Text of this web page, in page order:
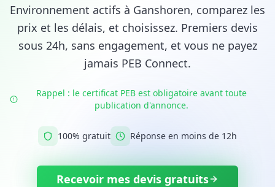
Environnement actifs à Ganshoren, comparez les
prix et les délais, et choisissez. Premiers devis
sous 24h, sans engagement, et vous ne payez
jamais PEB Connect.
Rappel : le certificat PEB est obligatoire avant toute
publication d'annonce.
100% gratuit Réponse en moins de 12h
Recevoir mes devis gratuits